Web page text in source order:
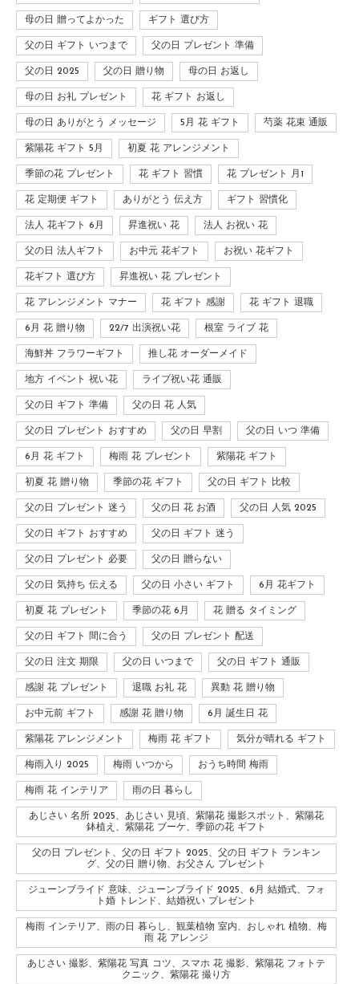
母の日 贈ってよかった ギフト 選び方
父の日 ギフト いつまで 父の日 プレゼント 準備
父の日 2025 父の日 贈り物 母の日 お返し
母の日 お礼 プレゼント 花 ギフト お返し
母の日 ありがとう メッセージ 5月 花 ギフト 芍薬 花束 通販
紫陽花 ギフト 5月 初夏 花 アレンジメント
季節の花 プレゼント 花 ギフト 習慣 花 プレゼント 月1
花 定期便 ギフト ありがとう 伝え方 ギフト 習慣化
法人 花ギフト 6月 昇進祝い 花 法人 お祝い 花
父の日 法人ギフト お中元 花ギフト お祝い 花ギフト
花ギフト 選び方 昇進祝い 花 プレゼント
花 アレンジメント マナー 花 ギフト 感謝 花 ギフト 退職
6月 花 贈り物 22/7 出演祝い花 根室 ライブ 花
海鮮丼 フラワーギフト 推し花 オーダーメイド
地方 イベント 祝い花 ライブ祝い花 通販
父の日 ギフト 準備 父の日 花 人気
父の日 プレゼント おすすめ 父の日 早割 父の日 いつ 準備
6月 花 ギフト 梅雨 花 プレゼント 紫陽花 ギフト
初夏 花 贈り物 季節の花 ギフト 父の日 ギフト 比較
父の日 プレゼント 迷う 父の日 花 お酒 父の日 人気 2025
父の日 ギフト おすすめ 父の日 ギフト 迷う
父の日 プレゼント 必要 父の日 贈らない
父の日 気持ち 伝える 父の日 小さい ギフト 6月 花ギフト
初夏 花 プレゼント 季節の花 6月 花 贈る タイミング
父の日 ギフト 間に合う 父の日 プレゼント 配送
父の日 注文 期限 父の日 いつまで 父の日 ギフト 通販
感謝 花 プレゼント 退職 お礼 花 異動 花 贈り物
お中元前 ギフト 感謝 花 贈り物 6月 誕生日 花
紫陽花 アレンジメント 梅雨 花 ギフト 気分が晴れる ギフト
梅雨入り 2025 梅雨 いつから おうち時間 梅雨
梅雨 花 インテリア 雨の日 暮らし
あじさい 名所 2025、あじさい 見頃、紫陽花 撮影スポット、紫陽花
鉢植え、紫陽花 ブーケ、季節の花 ギフト
父の日 プレゼント、父の日 ギフト 2025、父の日 ギフト ランキン
グ、父の日 贈り物、お父さん プレゼント
ジューンブライド 意味、ジューンブライド 2025、6月 結婚式、フォ
ト婚 トレンド、結婚祝い プレゼント
梅雨 インテリア、雨の日 暮らし、観葉植物 室内、おしゃれ 植物、梅
雨 花 アレンジ
あじさい 撮影、紫陽花 写真 コツ、スマホ 花 撮影、紫陽花 フォトテ
クニック、紫陽花 撮り方